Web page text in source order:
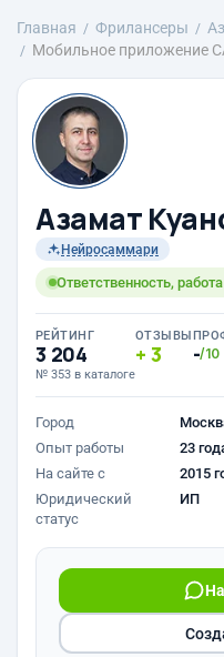
Главная Фрилансеры
Мобильное приложение
Азамат
Нейросаммари
Ответственность,
РЕЙТИНГ
3 204
№ 353 в каталоге
ОТЗЫВЫ
3 -/10
Город
Опыт работы
23
На сайте с
2015
Юридический
статус
ИП